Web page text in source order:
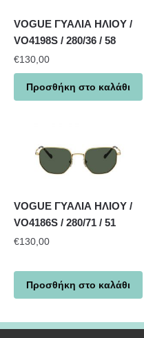
VOGUE ΓΥΑΛΙΑ ΗΛΙΟΥ /
VO4198S / 280/36 / 58
€130,00
Προσθήκη στο καλάθι
VOGUE ΓΥΑΛΙΑ ΗΛΙΟΥ /
VO4186S / 280/71 / 51
€130,00
Προσθήκη στο καλάθι